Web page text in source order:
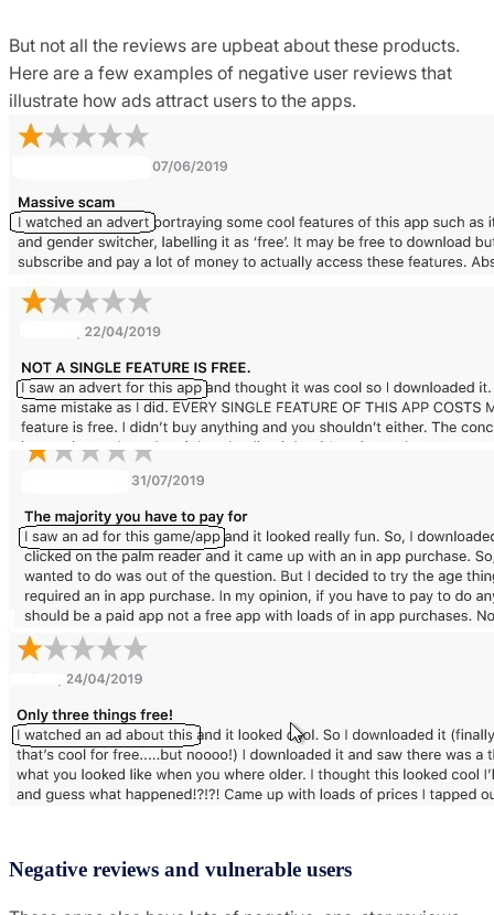
But not all the reviews are upbeat about these products.
Here are a few examples of negative user reviews that
illustrate how ads attract users to the apps.
Negative reviews and vulnerable users